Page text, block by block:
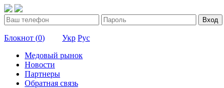
Вход
Блокнот (0) Укр Рус
Медовый рынок
Новости
Партнеры
Обратная связь